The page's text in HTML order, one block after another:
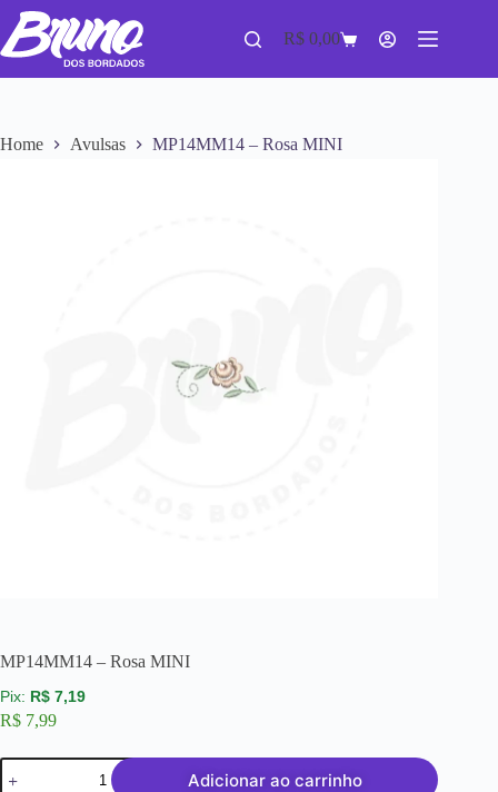
R$ 0,00
Home Avulsas MP14MM14 – Rosa MINI
MP14MM14 – Rosa MINI
R$ 7,19
R$ 7,99
Adicionar ao carrinho